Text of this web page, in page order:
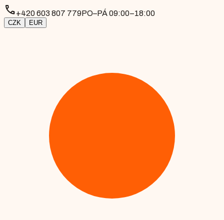
phone+420 603 807 779PO–PÁ 09:00–18:00
CZK EUR